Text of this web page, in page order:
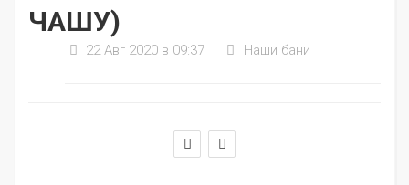
ЧАШУ)
22 Авг 2020 в 09:37 Наши бани